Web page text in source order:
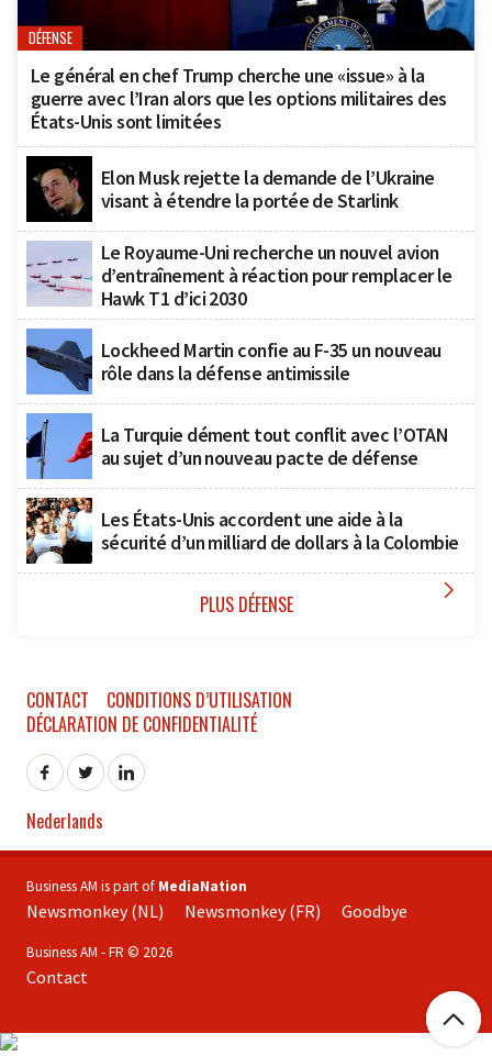
DÉFENSE
Le général en chef Trump cherche une «issue» à la
guerre avec l’Iran alors que les options militaires des
États-Unis sont limitées
Elon Musk rejette la demande de l’Ukraine
visant à étendre la portée de Starlink
Le Royaume-Uni recherche un nouvel avion
d’entraînement à réaction pour remplacer le
Hawk T1 d’ici 2030
Lockheed Martin confie au F-35 un nouveau
rôle dans la défense antimissile
La Turquie dément tout conflit avec l’OTAN
au sujet d’un nouveau pacte de défense
Les États-Unis accordent une aide à la
sécurité d’un milliard de dollars à la Colombie
PLUS DÉFENSE 

CONTACT
CONDITIONS D’UTILISATION
DÉCLARATION DE CONFIDENTIALITÉ
Nederlands
Business AM is part of MediaNation
Newsmonkey (NL) Newsmonkey (FR) Goodbye
Business AM - FR © 2026
Contact